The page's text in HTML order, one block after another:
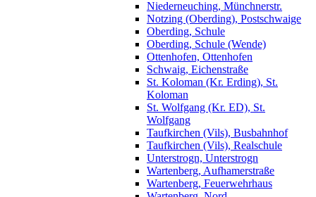
Niederneuching, Münchnerstr.
Notzing (Oberding), Postschwaige
Oberding, Schule
Oberding, Schule (Wende)
Ottenhofen, Ottenhofen
Schwaig, Eichenstraße
St. Koloman (Kr. Erding), St.
Koloman
St. Wolfgang (Kr. ED), St.
Wolfgang
Taufkirchen (Vils), Busbahnhof
Taufkirchen (Vils), Realschule
Unterstrogn, Unterstrogn
Wartenberg, Aufhamerstraße
Wartenberg, Feuerwehrhaus